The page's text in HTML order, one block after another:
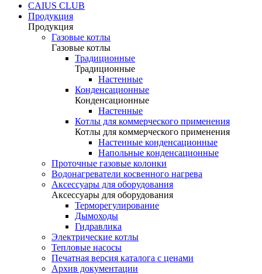
CAIUS CLUB
Продукция
Продукция
Газовые котлы
Газовые котлы
Традиционные
Традиционные
Настенные
Конденсационные
Конденсационные
Настенные
Котлы для коммерческого применения
Котлы для коммерческого применения
Настенные конденсационные
Напольные конденсационные
Проточные газовые колонки
Водонагреватели косвенного нагрева
Аксессуары для оборудования
Аксессуары для оборудования
Терморегулирование
Дымоходы
Гидравлика
Электрические котлы
Тепловые насосы
Печатная версия каталога с ценами
Архив документации